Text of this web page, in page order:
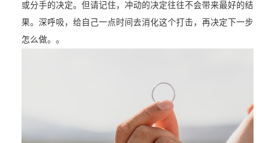
或分手的决定。但请记住，冲动的决定往往不会带来最好的结
果。深呼吸，给自己一点时间去消化这个打击，再决定下一步
怎么做。。